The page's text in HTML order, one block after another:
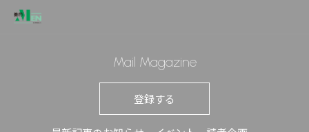
Mail Magazine
登録する